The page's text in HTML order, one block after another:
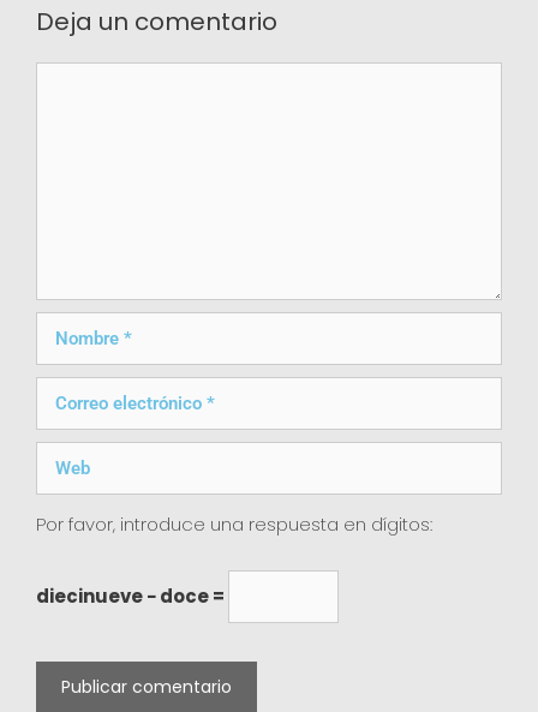
Deja un comentario
Por favor, introduce una respuesta en dígitos:
diecinueve − doce =